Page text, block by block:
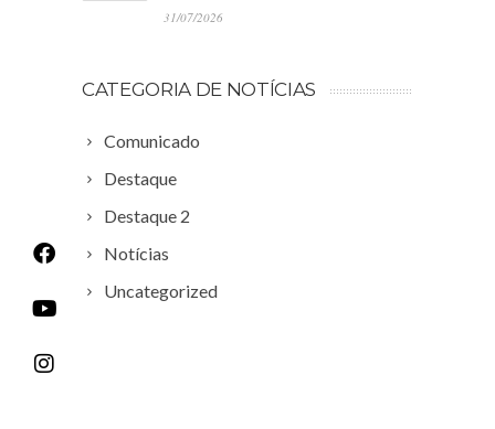
31/07/2026
CATEGORIA DE NOTÍCIAS
Comunicado
Destaque
Destaque 2
Notícias
Uncategorized